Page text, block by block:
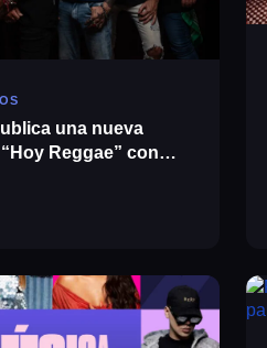
una nueva
Reggae” con